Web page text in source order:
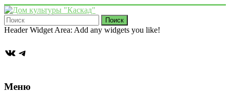
Перейти
к
содержимому
Дом
"Каскад"
в
Header Widget Area: Add any widgets you like!
ВКонтакте
Telegram
Меню